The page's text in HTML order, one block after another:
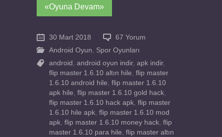
«Oyuna Devam»
30 Mart 2018
67 Yorum
Android Oyun, Spor Oyunları
android , android oyun indir, apk indir,
flip master 1.6.10 altın hile, flip master
1.6.10 android hile, flip master 1.6.10
apk hile, flip master 1.6.10 gold hack,
flip master 1.6.10 hack apk, flip master
1.6.10 hile apk, flip master 1.6.10 mod
apk, flip master 1.6.10 money hack, flip
master 1.6.10 para hile, flip master altın